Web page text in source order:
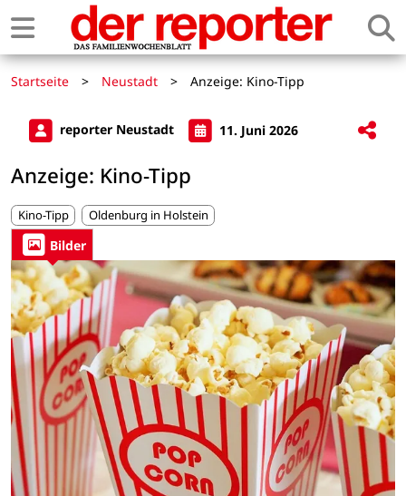
Startseite > Neustadt > Anzeige: Kino-Tipp
reporter Neustadt 11. Juni 2026
Anzeige: Kino-Tipp
Kino-Tipp Oldenburg in Holstein
Bilder